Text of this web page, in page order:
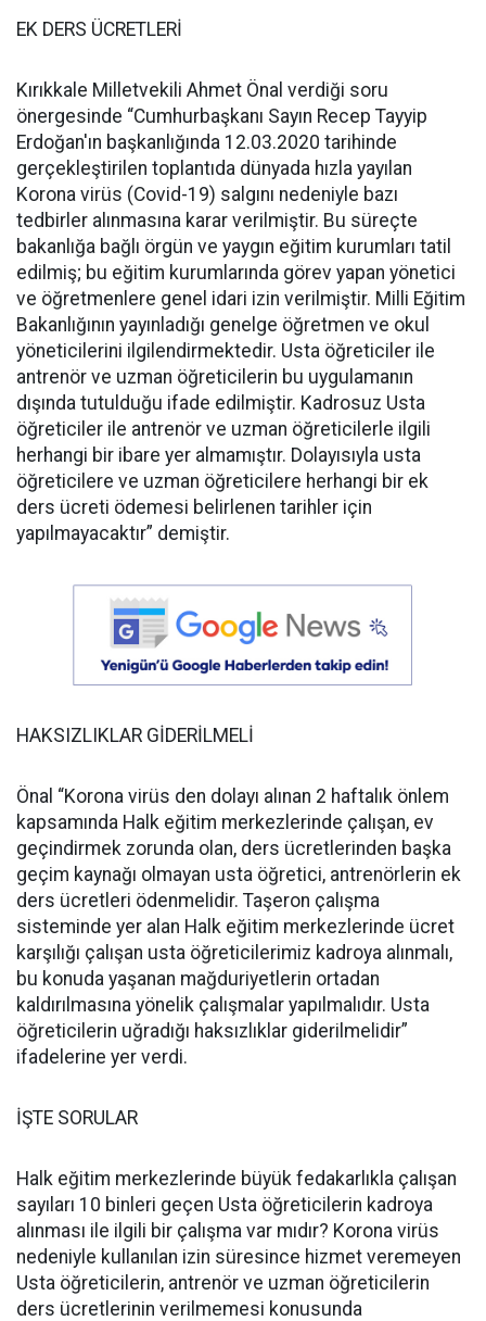
EK DERS ÜCRETLERİ
Kırıkkale Milletvekili Ahmet Önal verdiği soru
önergesinde “Cumhurbaşkanı Sayın Recep Tayyip
Erdoğan'ın başkanlığında 12.03.2020 tarihinde
gerçekleştirilen toplantıda dünyada hızla yayılan
Korona virüs (Covid-19) salgını nedeniyle bazı
tedbirler alınmasına karar verilmiştir. Bu süreçte
bakanlığa bağlı örgün ve yaygın eğitim kurumları tatil
edilmiş; bu eğitim kurumlarında görev yapan yönetici
ve öğretmenlere genel idari izin verilmiştir. Milli Eğitim
Bakanlığının yayınladığı genelge öğretmen ve okul
yöneticilerini ilgilendirmektedir. Usta öğreticiler ile
antrenör ve uzman öğreticilerin bu uygulamanın
dışında tutulduğu ifade edilmiştir. Kadrosuz Usta
öğreticiler ile antrenör ve uzman öğreticilerle ilgili
herhangi bir ibare yer almamıştır. Dolayısıyla usta
öğreticilere ve uzman öğreticilere herhangi bir ek
ders ücreti ödemesi belirlenen tarihler için
yapılmayacaktır” demiştir.
HAKSIZLIKLAR GİDERİLMELİ
Önal “Korona virüs den dolayı alınan 2 haftalık önlem
kapsamında Halk eğitim merkezlerinde çalışan, ev
geçindirmek zorunda olan, ders ücretlerinden başka
geçim kaynağı olmayan usta öğretici, antrenörlerin ek
ders ücretleri ödenmelidir. Taşeron çalışma
sisteminde yer alan Halk eğitim merkezlerinde ücret
karşılığı çalışan usta öğreticilerimiz kadroya alınmalı,
bu konuda yaşanan mağduriyetlerin ortadan
kaldırılmasına yönelik çalışmalar yapılmalıdır. Usta
öğreticilerin uğradığı haksızlıklar giderilmelidir”
ifadelerine yer verdi.
İŞTE SORULAR
Halk eğitim merkezlerinde büyük fedakarlıkla çalışan
sayıları 10 binleri geçen Usta öğreticilerin kadroya
alınması ile ilgili bir çalışma var mıdır? Korona virüs
nedeniyle kullanılan izin süresince hizmet veremeyen
Usta öğreticilerin, antrenör ve uzman öğreticilerin
ders ücretlerinin verilmemesi konusunda